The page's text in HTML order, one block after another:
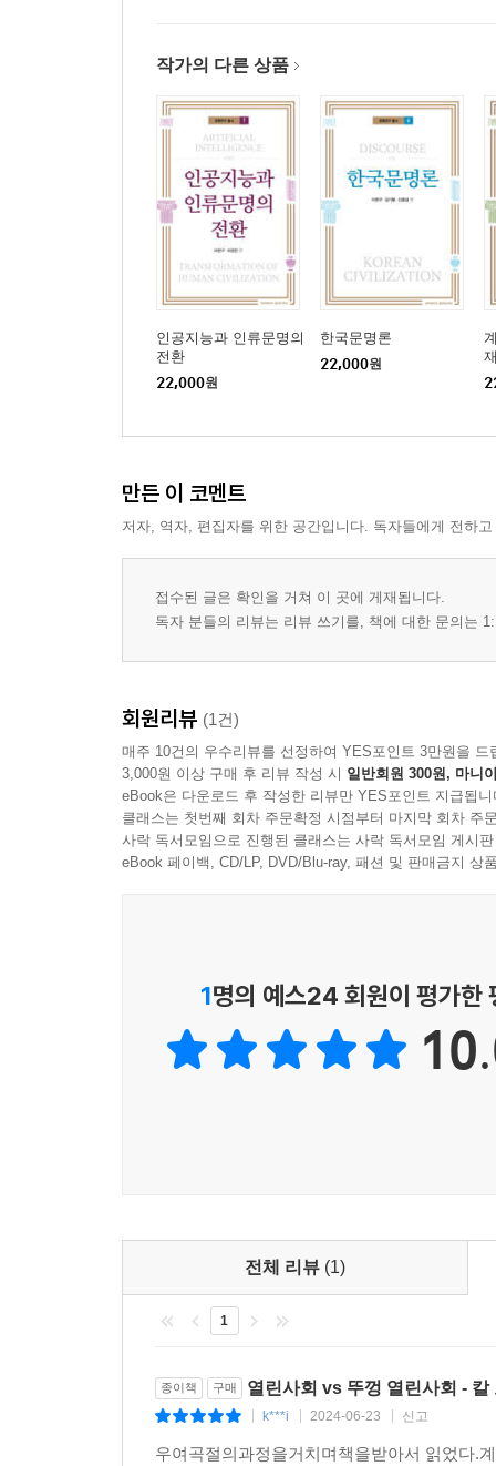
- 제2장 헤겔과 새로운 부족주의·127
- 제3장 마르크스의 사회학적 결정론·139
- 제4장 사회학의 자율성·142
- 제5장 경제적 역사법칙주의·145
- 제6장 계 급·151
- 제7장 법률제도와 사회체제·153
마르크스의 예언·161
- 제8장 사회주의의 도래·161
- 제10장 자본주의와 그 운명·173
- 제11장 예언에 대한 평가·184
- 제12장 역사법칙주의의 도덕론·186
- 제13장 지식 사회학·190
- 제14장 예언 철학과 이성에 대한 반역·198
결론·207
작가의 다른 상품
인공지능과 인류문명의
전환
22,000원
한국문명론
22,000원
만든 이 코멘트
저자, 역자, 편집자를 위한 공간입니다. 독자들에게 전하
접수된 글은 확인을 거쳐 이 곳에 게재됩니다.
독자 분들의 리뷰는 리뷰 쓰기를, 책에 대한 문의는
회원리뷰 (1건)
매주 10건의 우수리뷰를 선정하여 YES포인트 3만원을 드
3,000원 이상 구매 후 리뷰 작성 시 일반회원 300원, 마니
eBook은 다운로드 후 작성한 리뷰만 YES포인트 지급됩니
클래스는 첫번째 회차 주문확정 시점부터 마지막 회차 주
사락 독서모임으로 진행된 클래스는 사락 독서모임 게시
eBook 페이백, CD/LP, DVD/Blu-ray, 패션 및 판매금지 상
1명의 예스24 회원이 평가한
전체 리뷰 (1)
1
종이책 구매 열린사회 vs 뚜껑 열린사회 -
k***i 2024-06-23 신고
우여곡절의과정을거치며책을받아서 읽었다.